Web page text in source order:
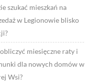
szukać mieszkań na
w Legionowie blisko
obliczyć miesięczne raty i
dla nowych domów w
Wsi?